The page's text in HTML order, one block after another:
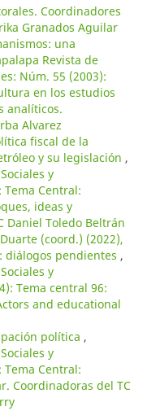
Coordinadores
Granados Aguilar
una
Revista de
Núm. 55 (2003):
en los estudios
analíticos.
Alvarez
fiscal de la
y su legislación ,
y
Central:
ideas y
Daniel Toledo Beltrán
(coord.) (2022),
diálogos pendientes ,
y
Tema central 96:
and educational
política ,
y
Central:
Coordinadoras del TC